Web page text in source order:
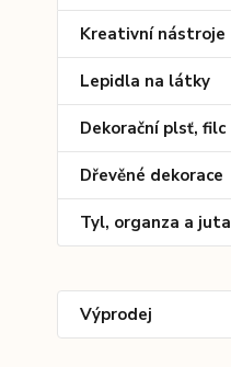
Kreativní nástroje
Lepidla na látky
Dekorační plsť, filc
Dřevěné dekorace
Tyl, organza a juta
Výprodej